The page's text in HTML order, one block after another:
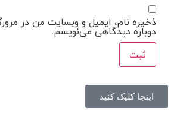
ذخیره نام، ایمیل و وبسایت من در
دوباره دیدگاهی می‌نویسم.
اینجا کلیک کنید